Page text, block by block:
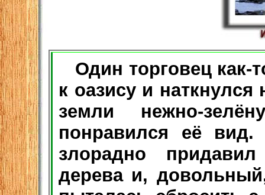
Один торговец как-
к оазису и
земли нежно-
понравился её
злорадно
дерева и,